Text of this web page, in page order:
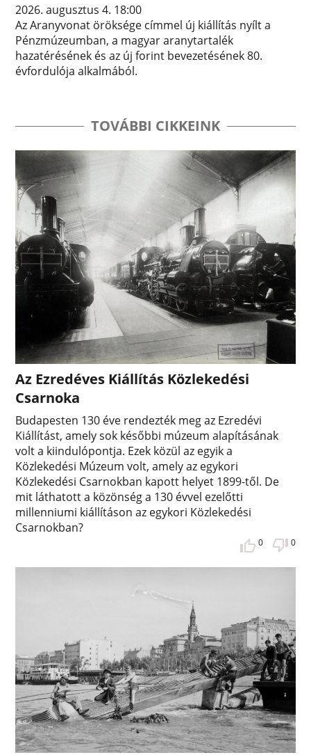
2026. augusztus 4. 18:00
Az Aranyvonat öröksége címmel új kiállítás nyílt a
Pénzmúzeumban, a magyar aranytartalék
hazatérésének és az új forint bevezetésének 80.
évfordulója alkalmából.
TOVÁBBI CIKKEINK
Az Ezredéves Kiállítás Közlekedési
Csarnoka
Budapesten 130 éve rendezték meg az Ezredévi
Kiállítást, amely sok későbbi múzeum alapításának
volt a kiindulópontja. Ezek közül az egyik a
Közlekedési Múzeum volt, amely az egykori
Közlekedési Csarnokban kapott helyet 1899-től. De
mit láthatott a közönség a 130 évvel ezelőtti
millenniumi kiállításon az egykori Közlekedési
Csarnokban?
0 0